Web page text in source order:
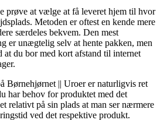
prøve at vælge at få leveret hjem til hvor
Metoden er oftest en kende mere
særdeles bekvem. Den mest
er unægtelig selv at hente pakken, men
at du bor med kort afstand til internet
Børnehjørnet || Uroer er naturligvis ret
har behov for produktet med det
relativt på sin plads at man ser nærmere
ved det respektive produkt.